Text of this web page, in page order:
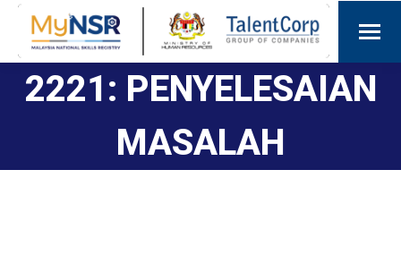
2221: PENYELESAIAN
MASALAH